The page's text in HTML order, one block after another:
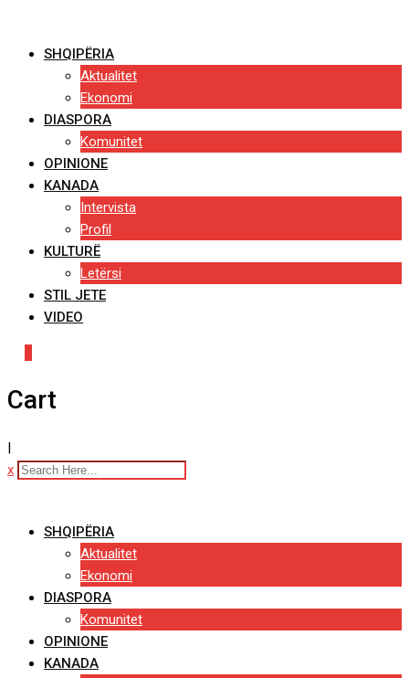
contentSHQIPËRIA
Aktualitet
Ekonomi
DIASPORA
Komunitet
OPINIONE
KANADA
Intervista
Profil
KULTURË
Letërsi
STIL JETE
VIDEO
Cart
x
SHQIPËRIA
Aktualitet
Ekonomi
DIASPORA
Komunitet
OPINIONE
KANADA